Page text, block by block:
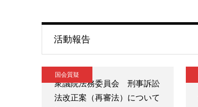
活動報告
国会質疑
衆議院法務委員会 刑事訴訟
法改正案（再審法）について